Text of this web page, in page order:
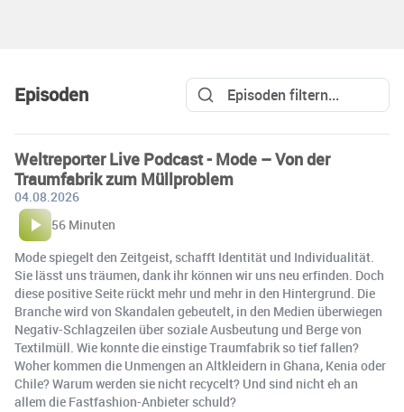
Episoden
Weltreporter Live Podcast - Mode – Von der
Traumfabrik zum Müllproblem
04.08.2026
56 Minuten
Mode spiegelt den Zeitgeist, schafft Identität und Individualität.
Sie lässt uns träumen, dank ihr können wir uns neu erfinden. Doch
diese positive Seite rückt mehr und mehr in den Hintergrund. Die
Branche wird von Skandalen gebeutelt, in den Medien überwiegen
Negativ-Schlagzeilen über soziale Ausbeutung und Berge von
Textilmüll. Wie konnte die einstige Traumfabrik so tief fallen?
Woher kommen die Unmengen an Altkleidern in Ghana, Kenia oder
Chile? Warum werden sie nicht recycelt? Und sind nicht eh an
allem die Fastfashion-Anbieter schuld?